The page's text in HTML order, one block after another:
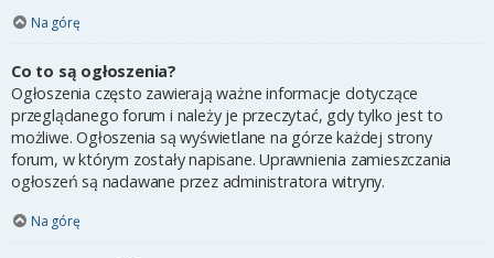
Na górę
Co to są ogłoszenia?
Ogłoszenia często zawierają ważne informacje dotyczące
przeglądanego forum i należy je przeczytać, gdy tylko jest to
możliwe. Ogłoszenia są wyświetlane na górze każdej strony
forum, w którym zostały napisane. Uprawnienia zamieszczania
ogłoszeń są nadawane przez administratora witryny.
Na górę